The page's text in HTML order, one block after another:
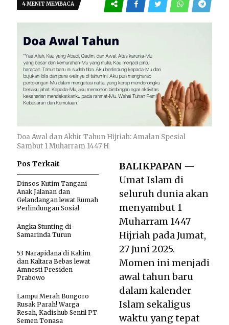
4 MENIT MEMBACA
Doa Awal dan Akhir Tahun Hijriah: Amalan Spesial
Sambut 1 Muharram 1447 H
BALIKPAPAN —
Umat Islam di
seluruh dunia akan
menyambut 1
Muharram 1447
Hijriah pada Jumat,
27 Juni 2025.
Momen ini menjadi
awal tahun baru
dalam kalender
Islam sekaligus
waktu yang tepat
Pos Terkait
Dinsos Kutim Tangani
Anak Jalanan dan
Gelandangan lewat Rumah
Perlindungan Sosial
Angka Stunting di
Samarinda Turun
53 Narapidana di Kaltim
dan Kaltara Bebas lewat
Amnesti Presiden
Prabowo
Lampu Merah Bungoro
Rusak Parah! Warga
Resah, Kadishub Sentil PT
Semen Tonasa